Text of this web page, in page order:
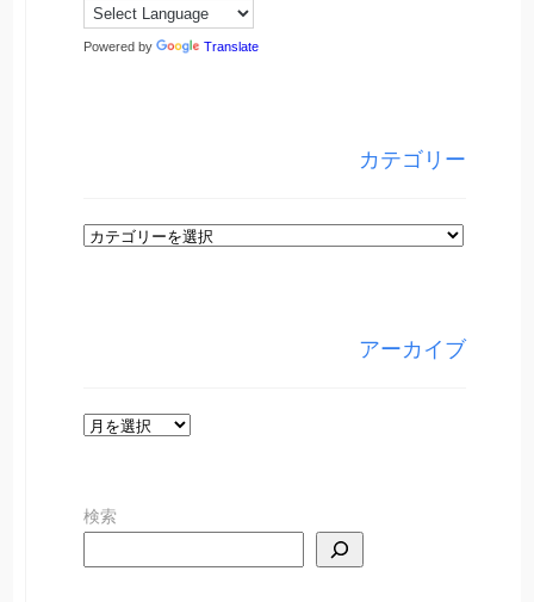
Powered by Translate
カテゴリー
カ
アーカイブ
ア
イ
検索